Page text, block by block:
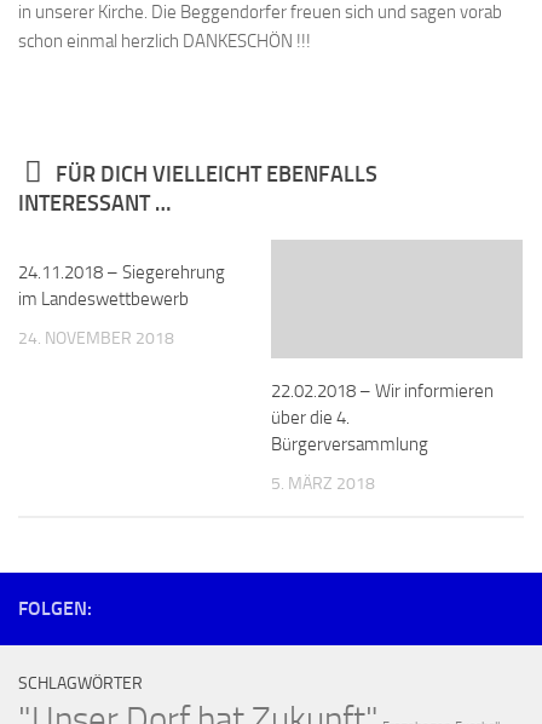
in unserer Kirche. Die Beggendorfer freuen sich und sagen vorab
schon einmal herzlich DANKESCHÖN !!!
FÜR DICH VIELLEICHT EBENFALLS
INTERESSANT …
24.11.2018 – Siegerehrung
im Landeswettbewerb
24. NOVEMBER 2018
22.02.2018 – Wir informieren
über die 4.
Bürgerversammlung
5. MÄRZ 2018
FOLGEN:
SCHLAGWÖRTER